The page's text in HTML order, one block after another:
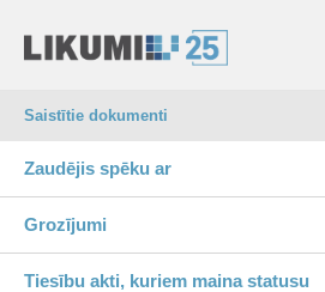
Saistītie dokumenti
Zaudējis spēku ar
Grozījumi
Tiesību akti, kuriem maina statusu